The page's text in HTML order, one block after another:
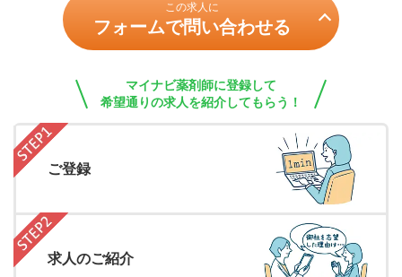
この求人に
フォームで問い合わせる
マイナビ薬剤師に登録して
希望通りの求人を紹介してもらう！
ご登録
求人のご紹介